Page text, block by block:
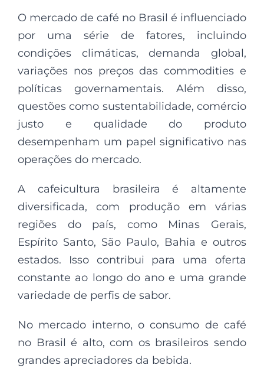
O mercado de café no Brasil é influenciado
por uma série de fatores, incluindo
condições climáticas, demanda global,
variações nos preços das commodities e
políticas governamentais. Além disso,
questões como sustentabilidade, comércio
justo e qualidade do produto
desempenham um papel significativo nas
operações do mercado.
A cafeicultura brasileira é altamente
diversificada, com produção em várias
regiões do país, como Minas Gerais,
Espírito Santo, São Paulo, Bahia e outros
estados. Isso contribui para uma oferta
constante ao longo do ano e uma grande
variedade de perfis de sabor.
No mercado interno, o consumo de café
no Brasil é alto, com os brasileiros sendo
grandes apreciadores da bebida.